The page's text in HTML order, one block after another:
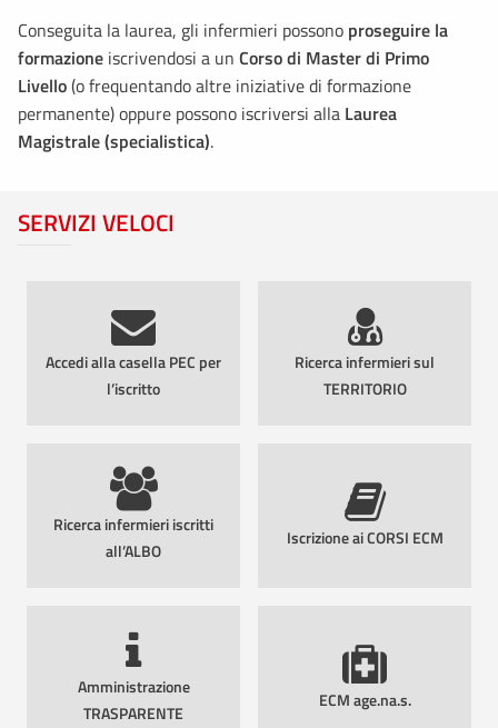
Conseguita la laurea, gli infermieri possono proseguire la
formazione iscrivendosi a un Corso di Master di Primo
Livello(o frequentando altre iniziative di formazione
permanente) oppure possono iscriversi alla Laurea
Magistrale (specialistica).
SERVIZI VELOCI
Accedi alla casella PEC per
l’iscritto
Ricerca infermieri sul
TERRITORIO
Ricerca infermieri iscritti
all’ALBO
Iscrizione ai CORSI ECM
Amministrazione
TRASPARENTE
ECM age.na.s.